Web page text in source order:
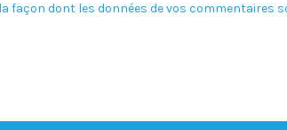
façon dont les données de vos commentaires